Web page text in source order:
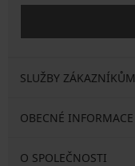
SLUŽBY ZÁKAZNÍKŮM
OBECNÉ INFORMACE
O SPOLEČNOSTI